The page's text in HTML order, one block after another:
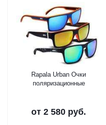
Rapala Urban Очки
поляризационные
от 2 580 руб.